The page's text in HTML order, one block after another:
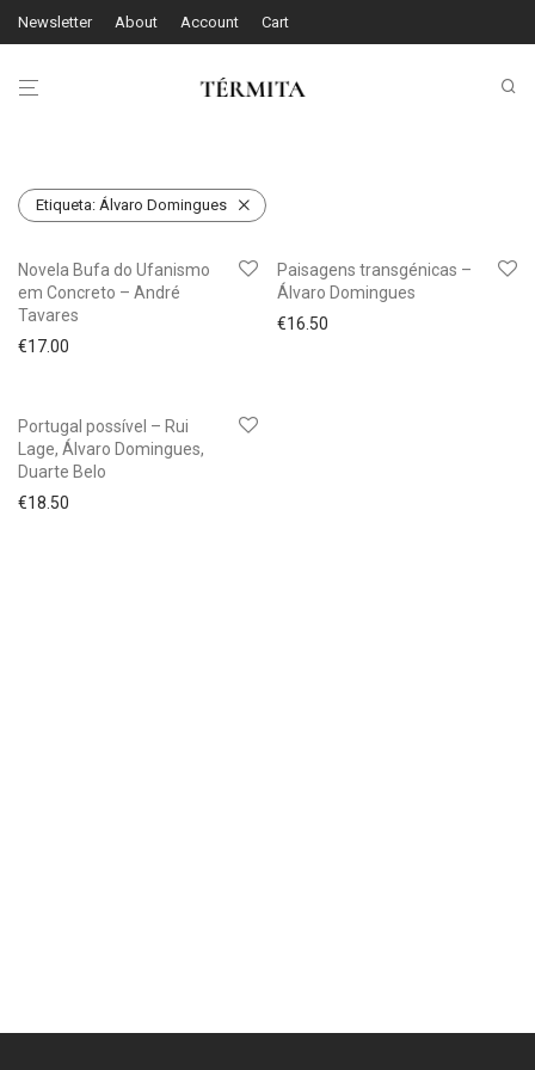
Newsletter About Account Cart
Etiqueta: Álvaro Domingues
Novela Bufa do Ufanismo
em Concreto – André
Tavares
€17.00
Paisagens transgénicas –
Álvaro Domingues
€16.50
Portugal possível – Rui
Lage, Álvaro Domingues,
Duarte Belo
€18.50